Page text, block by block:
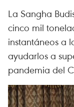
La Sangha
cinco mil
instantáneos a
ayudarlos a
pandemia del